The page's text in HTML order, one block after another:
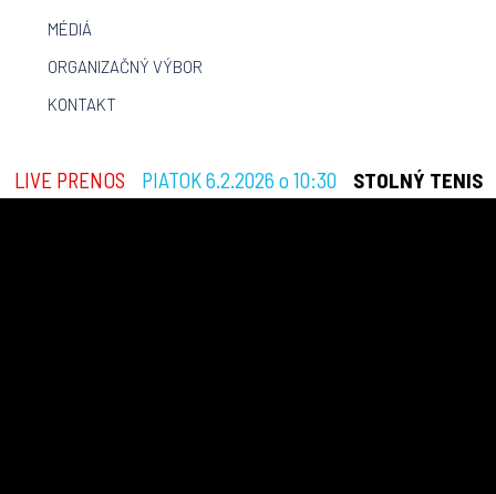
MÉDIÁ
ORGANIZAČNÝ VÝBOR
KONTAKT
LIVE PRENOS PIATOK 6.2.2026 o 10:30 STOLNÝ TENIS